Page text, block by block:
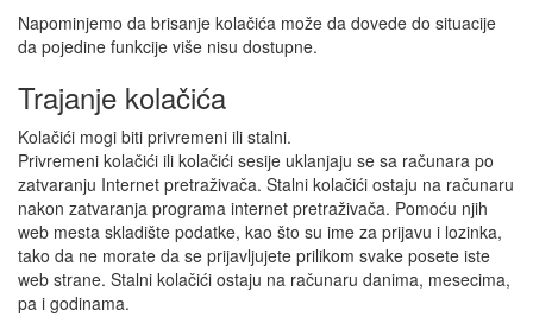
Napominjemo da brisanje kolačića može da dovede do situacije
da pojedine funkcije više nisu dostupne.
Trajanje kolačića
Kolačići mogi biti privremeni ili stalni.
Privremeni kolačići ili kolačići sesije uklanjaju se sa računara po
zatvaranju Internet pretraživača. Stalni kolačići ostaju na računaru
nakon zatvaranja programa internet pretraživača. Pomoću njih
web mesta skladište podatke, kao što su ime za prijavu i lozinka,
tako da ne morate da se prijavljujete prilikom svake posete iste
web strane. Stalni kolačići ostaju na računaru danima, mesecima,
pa i godinama.